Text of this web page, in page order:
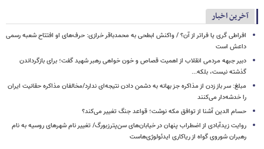
آخرین اخبار
افراطی گری یا فراتر از آن؟ / واکنش ابطحی به محمدباقر خرازی: حرف‌های او افتتاح شعبه رسمی
داعش است
دبیر جبهه مردمی انقلاب از اهمیت قصاص و خون خواهی رهبر شهید گفت؛ برای بازگرداندن
گذشته نیست، بلکه...
مبلغ: سر باز زدن از مذاکره‌ جز بهانه به دشمن دادن نتیجه‌ای ندارد/مخالفان مذاکره حقانیت ایران
را خدشه‌دار می‌کنند
حسام الدین آشنا از توافق مکه نوشت؛ قواعد جنگ تغییر می‌کند؟
روایت زیدآبادی از اضطراب پنهان در خیابان‌های سن‌پترزبورگ/ تغییر نام شهرهای روسیه به نام
رهبران شوروی گواه از ریاکاری ایدئولوژی‌هاست